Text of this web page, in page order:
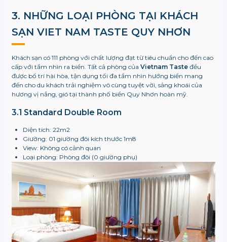
3. NHỮNG LOẠI PHÒNG TẠI KHÁCH
SẠN VIET NAM TASTE QUY NHƠN
Khách sạn có 111 phòng với chất lượng đạt từ tiêu chuẩn cho đến cao
cấp với tầm nhìn ra biển. Tất cả phòng của Vietnam Tasteđều
được bố trí hài hòa, tận dụng tối đa tầm nhìn hướng biển mang
đến cho du khách trải nghiệm vô cùng tuyệt vời, sảng khoái của
hương vị nắng, gió tại thành phố biển Quy Nhơn hoàn mỹ.
3.1 Standard Double Room
Diện tích: 22m2
Giường: 01 giường đôi kích thước 1m8
View: Không có cảnh quan
Loại phòng: Phòng đôi (0 giường phụ)